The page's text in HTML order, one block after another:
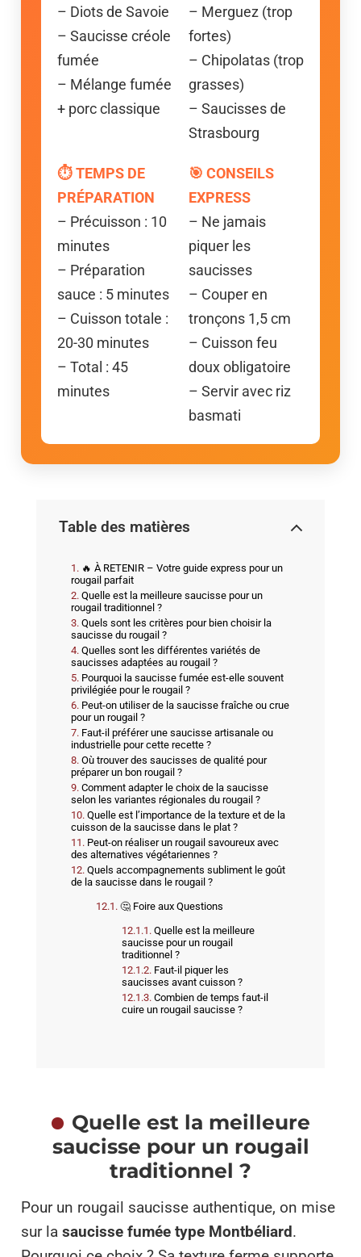
– Diots de Savoie
– Saucisse créole
fumée
– Mélange fumée
+ porc classique
– Merguez (trop
fortes)
– Chipolatas (trop
grasses)
– Saucisses de
Strasbourg
⏱️ TEMPS DE
PRÉPARATION
– Précuisson : 10
minutes
– Préparation
sauce : 5 minutes
– Cuisson totale :
20-30 minutes
– Total : 45
minutes
🎯 CONSEILS
EXPRESS
– Ne jamais
piquer les
saucisses
– Couper en
tronçons 1,5 cm
– Cuisson feu
doux obligatoire
– Servir avec riz
basmati
Table des matières
🔥 À RETENIR – Votre guide express pour un
rougail parfait
Quelle est la meilleure saucisse pour un
rougail traditionnel ?
Quels sont les critères pour bien choisir la
saucisse du rougail ?
Quelles sont les différentes variétés de
saucisses adaptées au rougail ?
Pourquoi la saucisse fumée est-elle souvent
privilégiée pour le rougail ?
Peut-on utiliser de la saucisse fraîche ou crue
pour un rougail ?
Faut-il préférer une saucisse artisanale ou
industrielle pour cette recette ?
Où trouver des saucisses de qualité pour
préparer un bon rougail ?
Comment adapter le choix de la saucisse
selon les variantes régionales du rougail ?
Quelle est l’importance de la texture et de la
cuisson de la saucisse dans le plat ?
Peut-on réaliser un rougail savoureux avec
des alternatives végétariennes ?
Quels accompagnements subliment le goût
de la saucisse dans le rougail ?
🤔 Foire aux Questions
Quelle est la meilleure
saucisse pour un rougail
traditionnel ?
Faut-il piquer les
saucisses avant cuisson ?
Combien de temps faut-il
cuire un rougail saucisse ?
Quelle est la meilleure
saucisse pour un rougail
traditionnel ?
Pour un rougail saucisse authentique, on mise
sur la saucisse fumée type Montbéliard.